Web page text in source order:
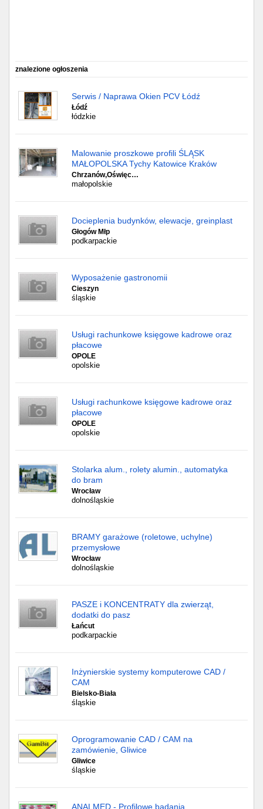
znalezione ogłoszenia
Serwis / Naprawa Okien PCV Łódź
Łódź
łódzkie
Malowanie proszkowe profili ŚLĄSK
MAŁOPOLSKA Tychy Katowice Kraków
Chrzanów,Oświęc…
małopolskie
Docieplenia budynków, elewacje, greinplast
Głogów Młp
podkarpackie
Wyposażenie gastronomii
Cieszyn
śląskie
Usługi rachunkowe księgowe kadrowe oraz
płacowe
OPOLE
opolskie
Usługi rachunkowe księgowe kadrowe oraz
płacowe
OPOLE
opolskie
Stolarka alum., rolety alumin., automatyka
do bram
Wrocław
dolnośląskie
BRAMY garażowe (roletowe, uchylne)
przemysłowe
Wrocław
dolnośląskie
PASZE i KONCENTRATY dla zwierząt,
dodatki do pasz
Łańcut
podkarpackie
Inżynierskie systemy komputerowe CAD /
CAM
Bielsko-Biała
śląskie
Oprogramowanie CAD / CAM na
zamówienie, Gliwice
Gliwice
śląskie
ANALMED - Profilowe badania